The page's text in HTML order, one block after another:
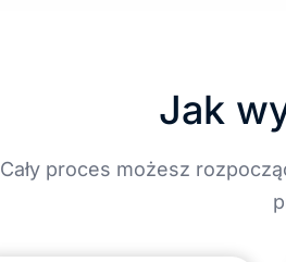
Jak
Cały proces możesz